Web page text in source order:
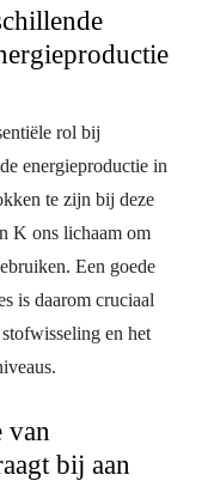
rol bij
energieproductie in
te zijn bij deze
K ons lichaam om
Een goede
is daarom cruciaal
en het
van
bij aan